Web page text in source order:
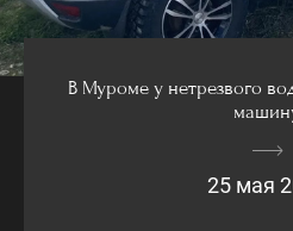
В Муроме у нетрезвого
25 мая